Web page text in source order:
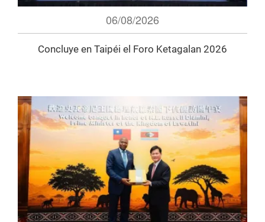
06/08/2026
Concluye en Taipéi el Foro Ketagalan 2026